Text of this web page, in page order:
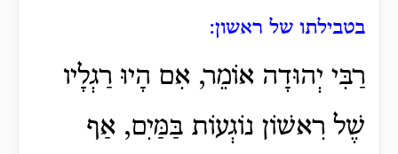
בטבילתו של ראשון:
רַבִּי יְהוּדָה אוֹמֵר, אִם הָיוּ רַגְלָיו
שֶׁל רִאשׁוֹן נוֹגְעוֹת בַּמַּיִם, אַף